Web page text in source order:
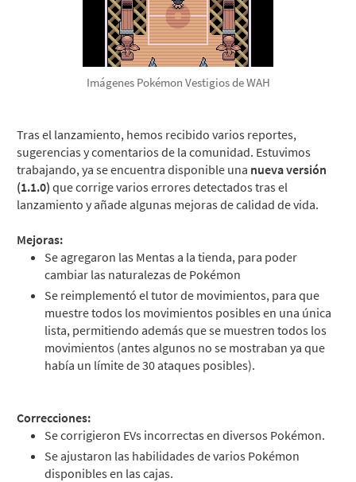
Imágenes Pokémon Vestigios de WAH
Tras el lanzamiento, hemos recibido varios reportes,
sugerencias y comentarios de la comunidad. Estuvimos
trabajando, ya se encuentra disponible una nueva versión
(1.1.0) que corrige varios errores detectados tras el
lanzamiento y añade algunas mejoras de calidad de vida.
Mejoras:
Se agregaron las Mentas a la tienda, para poder
cambiar las naturalezas de Pokémon
Se reimplementó el tutor de movimientos, para que
muestre todos los movimientos posibles en una única
lista, permitiendo además que se muestren todos los
movimientos (antes algunos no se mostraban ya que
había un límite de 30 ataques posibles).
Correcciones:
Se corrigieron EVs incorrectas en diversos Pokémon.
Se ajustaron las habilidades de varios Pokémon
disponibles en las cajas.